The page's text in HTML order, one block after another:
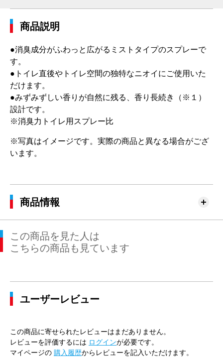
商品説明
●消臭成分がふわっと広がるミストタイプのスプレーで
す。
●トイレ直後やトイレ空間の独特なニオイにご使用いた
だけます。
●みずみずしい香りが自然に残る、香り長続き（※１）
設計です。
※消臭力トイレ用スプレー比
※写真はイメージです。実際の商品と異なる場合がござ
います。
商品情報
この商品を見た人は
こちらの商品も見ています
ユーザーレビュー
この商品に寄せられたレビューはまだありません。
レビューを評価するには ログインが必要です。
マイページの 購入履歴からレビューを記入いただけます。